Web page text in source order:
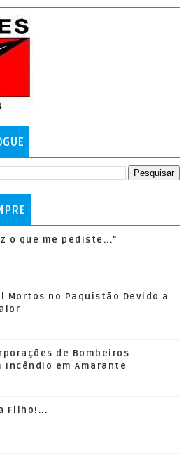
o que me pediste..."
Mortos no Paquistão Devido a
de Bombeiros
Incêndio em Amarante
Filho!...